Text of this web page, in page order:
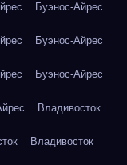
Буэнос-Айрес
Буэнос-Айрес
Буэнос-Айрес
Владивосток
Владивосток